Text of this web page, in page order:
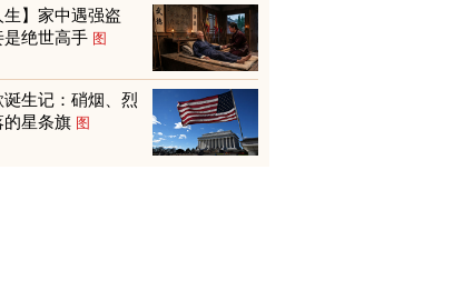
生】家中遇强盗
是绝世高手 图
诞生记：硝烟、烈
的星条旗 图